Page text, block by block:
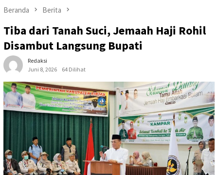
Beranda Berita
Tiba dari Tanah Suci, Jemaah Haji Rohil
Disambut Langsung Bupati
Redaksi
Juni 8, 2026
64 Dilihat